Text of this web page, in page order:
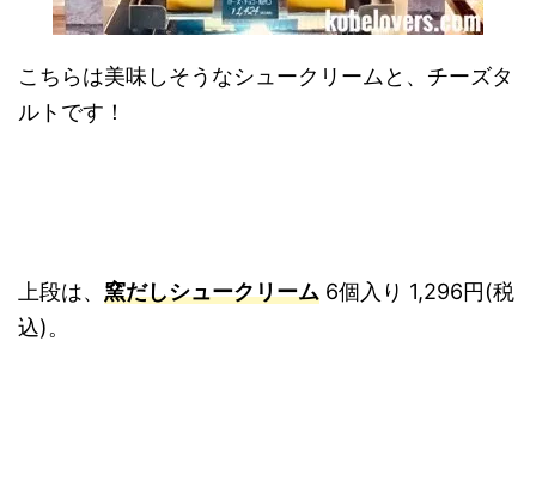
こちらは美味しそうなシュークリームと、チーズタ
ルトです！
上段は、 窯だしシュークリーム 6個入り 1,296円(税
込)。